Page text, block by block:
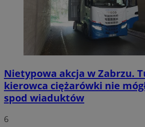
Nietypowa akcja w Zabrzu.
kierowca ciężarówki nie
spod wiaduktów
6